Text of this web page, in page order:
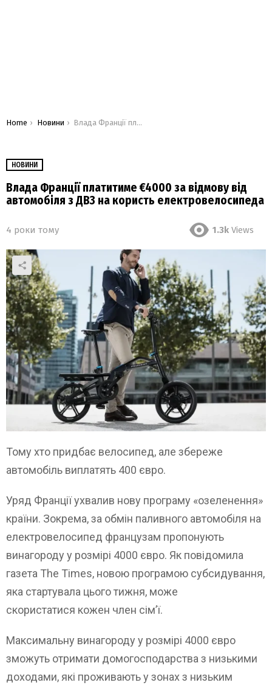
You are here:
Home Новини Влада Франції платитиме €4000 за відмову від автомобіля з ДВЗ на користь електровелосипеда
НОВИНИ
Влада Франції платитиме €4000 за відмову від
автомобіля з ДВЗ на користь електровелосипеда
4 роки тому 1.3k Views
Тому хто придбає велосипед, але збереже
автомобіль виплатять 400 євро.
Уряд Франції ухвалив нову програму «озеленення»
країни. Зокрема, за обмін паливного автомобіля на
електровелосипед французам пропонують
винагороду у розмірі 4000 євро. Як повідомила
газета The Times, новою програмою субсидування,
яка стартувала цього тижня, може
скористатися кожен член сім’ї.
Максимальну винагороду у розмірі 4000 євро
зможуть отримати домогосподарства з низькими
доходами, які проживають у зонах з низьким